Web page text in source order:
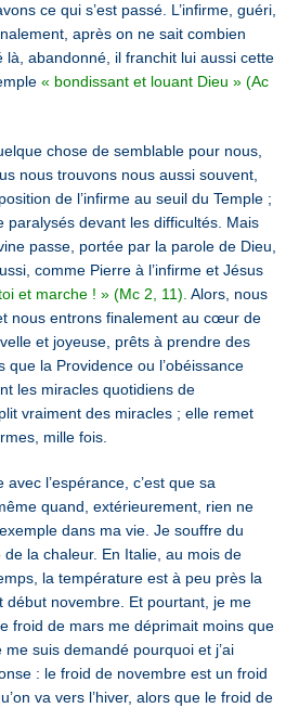
ce qui s’est passé. L’infirme, guéri,
après on ne sait combien
là, abandonné, il franchit lui aussi cette
« bondissant et louant Dieu » (Ac
chose de semblable pour nous,
nous trouvons nous aussi souvent,
de l’infirme au seuil du Temple ;
paralysés devant les difficultés. Mais
passe, portée par la parole de Dieu,
comme Pierre à l’infirme et Jésus
et marche ! » (Mc 2, 11). Alors, nous
nous entrons finalement au cœur de
et joyeuse, prêts à prendre des
que la Providence ou l’obéissance
les miracles quotidiens de
vraiment des miracles ; elle remet
mille fois.
l’espérance, c’est que sa
quand, extérieurement, rien ne
dans ma vie. Je souffre du
la chaleur. En Italie, au mois de
la température est à peu près la
début novembre. Et pourtant, je me
froid de mars me déprimait moins que
suis demandé pourquoi et j’ai
: le froid de novembre est un froid
va vers l’hiver, alors que le froid de